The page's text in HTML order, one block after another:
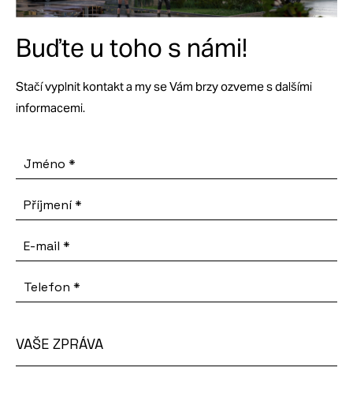
Buďte u toho s námi!
Stačí vyplnit kontakt a my se Vám brzy ozveme s dalšími
informacemi.
Jméno *
Příjmení*
E-mail *
Telefon *
VAŠE ZPRÁVA